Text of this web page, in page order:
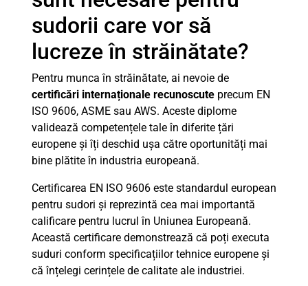
sudorii care vor să
lucreze în străinătate?
Pentru munca în străinătate, ai nevoie de
certificări internaționale recunoscute precum EN
ISO 9606, ASME sau AWS. Aceste diplome
validează competențele tale în diferite țări
europene și îți deschid ușa către oportunități mai
bine plătite în industria europeană.
Certificarea EN ISO 9606 este standardul european
pentru sudori și reprezintă cea mai importantă
calificare pentru lucrul în Uniunea Europeană.
Această certificare demonstrează că poți executa
suduri conform specificațiilor tehnice europene și
că înțelegi cerințele de calitate ale industriei.